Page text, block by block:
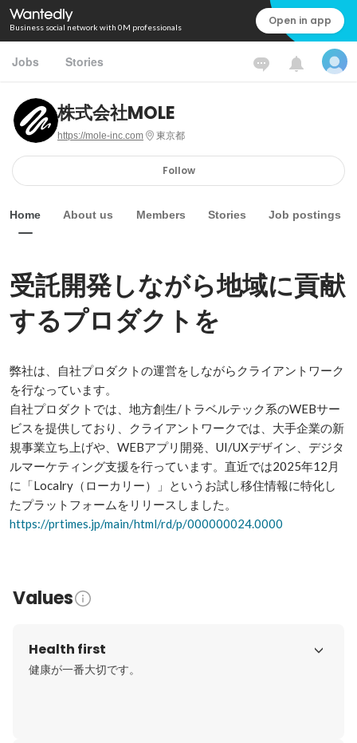
Business social network with 0M professionals Open in app
Jobs Stories
株式会社MOLE
https://mole-inc.com 東京都
Follow
Home About us Members Stories Job postings
受託開発しながら地域に貢献
するプロダクトを
弊社は、自社プロダクトの運営をしながらクライアントワーク
を行なっています。
自社プロダクトでは、地方創生/トラベルテック系のWEBサー
ビスを提供しており、クライアントワークでは、大手企業の新
規事業立ち上げや、WEBアプリ開発、UI/UXデザイン、デジタ
ルマーケティング支援を行っています。直近では2025年12月
に「Localry（ローカリー）」というお試し移住情報に特化し
https://prtimes.jp/main/html/rd/p/000000024.0000
Values
Health first
健康が一番大切です。